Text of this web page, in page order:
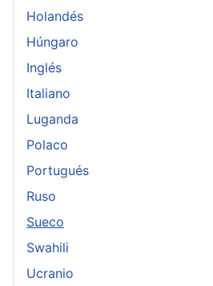
Holandés
Húngaro
Inglés
Italiano
Luganda
Polaco
Portugués
Ruso
Sueco
Swahili
Ucranio